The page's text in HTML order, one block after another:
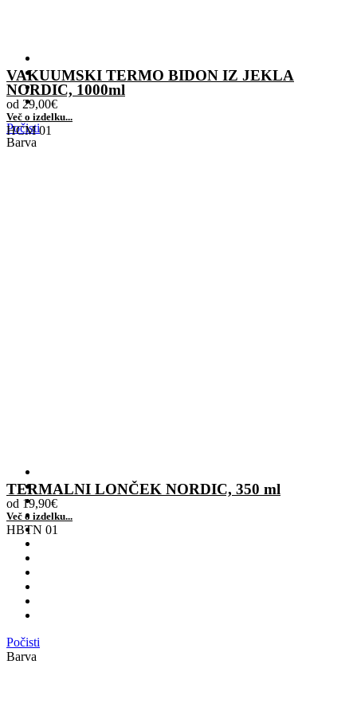
Barva
Počisti
VAKUUMSKI TERMO BIDON IZ JEKLA
NORDIC, 1000ml
od 29,00€
Več o izdelku...
HCM 01
Barva
Počisti
TERMALNI LONČEK NORDIC, 350 ml
od 19,90€
Več o izdelku...
HBTN 01